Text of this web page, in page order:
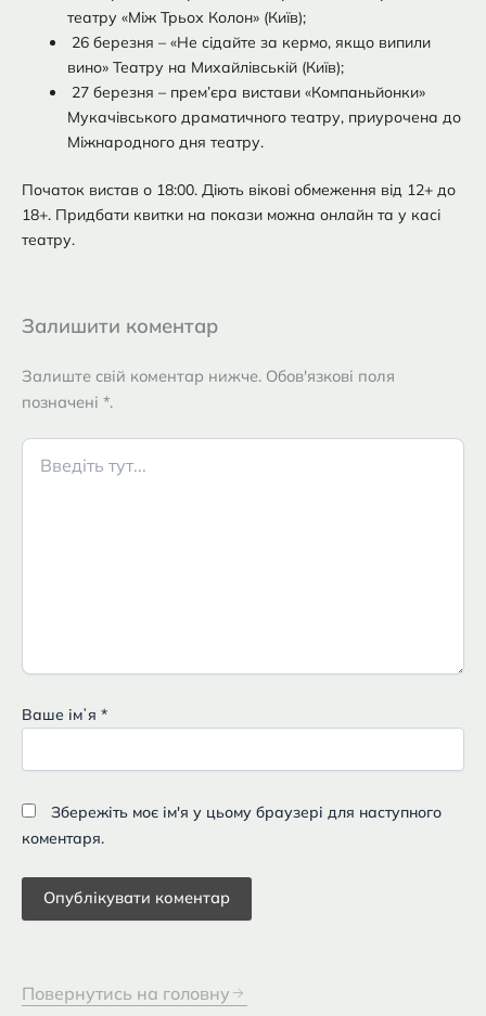
театру «Між Трьох Колон» (Київ);
26 березня – «Не сідайте за кермо, якщо випили
вино» Театру на Михайлівській (Київ);
27 березня – прем’єра вистави «Компаньйонки»
Мукачівського драматичного театру, приурочена до
Міжнародного дня театру.
Початок вистав о 18:00. Діють вікові обмеження від 12+ до
18+. Придбати квитки на покази можна онлайн та у касі
театру.
Залишити коментар
Залиште свій коментар нижче. Обов'язкові поля
позначені *.
Введіть
тут...
Ваше імʼя *
Збережіть моє ім'я у цьому браузері для наступного
коментаря.
Повернутись на головну